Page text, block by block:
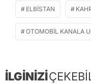
ELBISTAN
OTOMOBIL KANALA
İLGİNİZİ